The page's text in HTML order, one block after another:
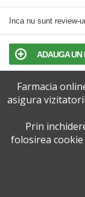
Inca nu sunt review-
ADAUGA UN
TERMENI SI
POLITICA DE
VERSIUNEA
Farmacia
asigura
Prin
folosirea